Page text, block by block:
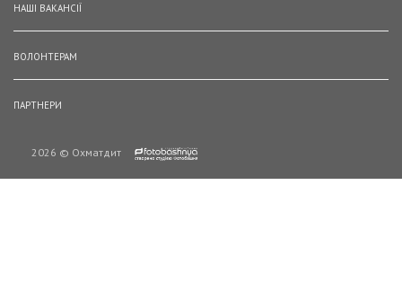
НАШІ ВАКАНСІЇ
ВОЛОНТЕРАМ
ПАРТНЕРИ
2026 © Охматдит